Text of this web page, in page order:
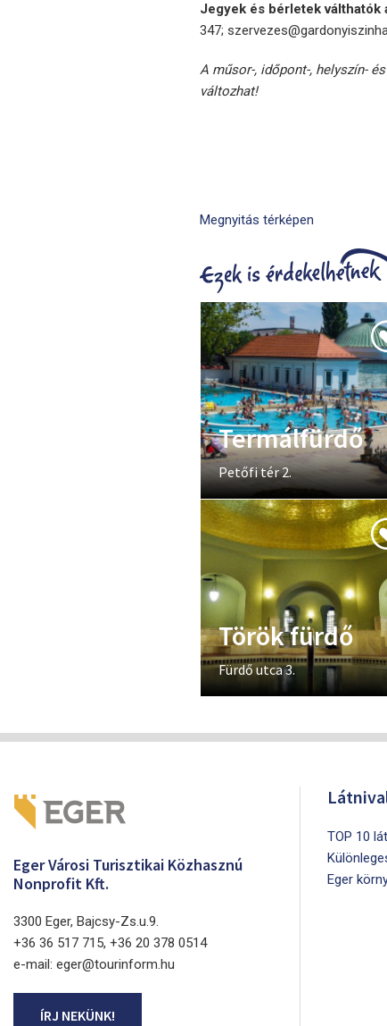
Jegyek és bérletek válthatók
347;
A műsor-, időpont-, helyszín-
változhat!
Megnyitás térképen
Termálfürdő
Petőfi tér 2.
Török fürdő
Fürdő utca 3.
Eger Városi Turisztikai Közhasznú
Nonprofit Kft.
3300 Eger, Bajcsy-Zs.u.9.
+36 36 517 715, +36 20 378 0514
e-mail: eger@tourinform.hu
ÍRJ NEKÜNK!
TOP 10
Eger